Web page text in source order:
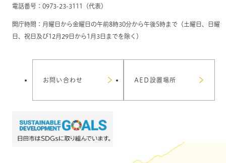
電話番号：0973-23-3111（代表）
開庁時間：月曜日から金曜日の午前8時30分から午後5時まで（土曜日、日曜
日、祝日及び12月29日から1月3日までを除く）
お問い合わせ AED設置場所